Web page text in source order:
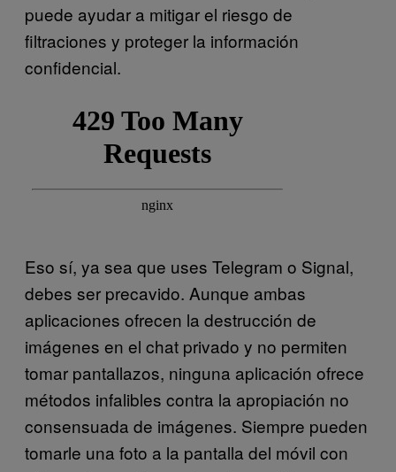
puede ayudar a mitigar el riesgo de
filtraciones y proteger la información
confidencial.
Eso sí, ya sea que uses Telegram o Signal,
debes ser precavido. Aunque ambas
aplicaciones ofrecen la destrucción de
imágenes en el chat privado y no permiten
tomar pantallazos, ninguna aplicación ofrece
métodos infalibles contra la apropiación no
consensuada de imágenes. Siempre pueden
tomarle una foto a la pantalla del móvil con